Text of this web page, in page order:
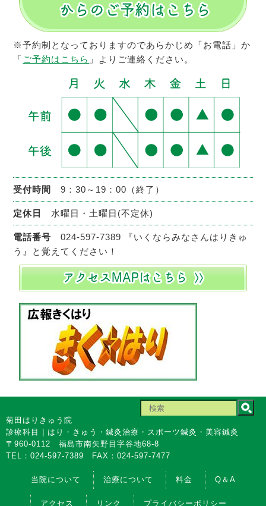
※予約制となっておりますのであらかじめ「お電話」か
「 ご予約はこちら 」よりご連絡ください。
受付時間 9：30～19：00（終了）
定休日 水曜日・土曜日(不定休)
電話番号 024-597-7389
『いくならみなさんはりきゅ
う』と覚えてください！
菊田はりきゅう院
診療科目 | はり・きゅう・鍼灸治療・スポーツ鍼灸・美容鍼灸
〒960-0112 福島市南矢野目字谷地68-8
TEL：024-597-7389 FAX：024-597-7477
当院について 治療について 料金 Q＆A
アクセス リンク プライバシーポリシー